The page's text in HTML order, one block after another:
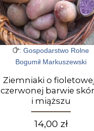
: Gospodarstwo Rolne
Bogumił Markuszewski
Ziemniaki o
czerwonej barwie
i miąższu
14,00 zł